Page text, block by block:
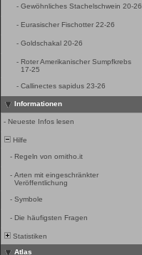
- Gewöhnliches Stachelschwein 20-26
- Eurasischer Fischotter 22-26
- Goldschakal 20-26
- Roter Amerikanischer Sumpfkrebs
17-25
- Callinectes sapidus 23-26
Informationen
- Neueste Infos lesen
Hilfe
- Regeln von ornitho.it
- Arten mit eingeschränkter
Veröffentlichung
- Symbole
- Die häufigsten Fragen
Statistiken
Atlas